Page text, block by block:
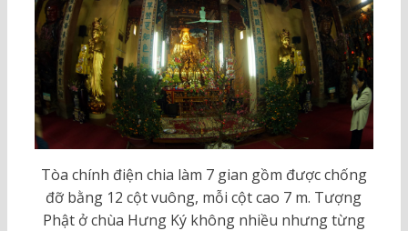
Tòa chính điện chia làm 7 gian gồm được chống
đỡ bằng 12 cột vuông, mỗi cột cao 7 m. Tượng
Phật ở chùa Hưng Ký không nhiều nhưng từng